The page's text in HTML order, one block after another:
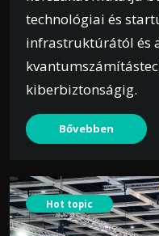
technológiai és
infrastruktúrától és
kiberbiztonságig.
Bővebben
Hot topic